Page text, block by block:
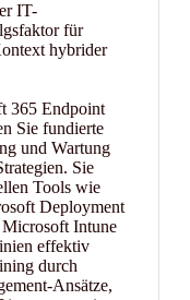
IT-
für
hybrider
365 Endpoint
Sie fundierte
und Wartung
Sie
Tools wie
Deployment
Intune
effektiv
durch
Ansätze,